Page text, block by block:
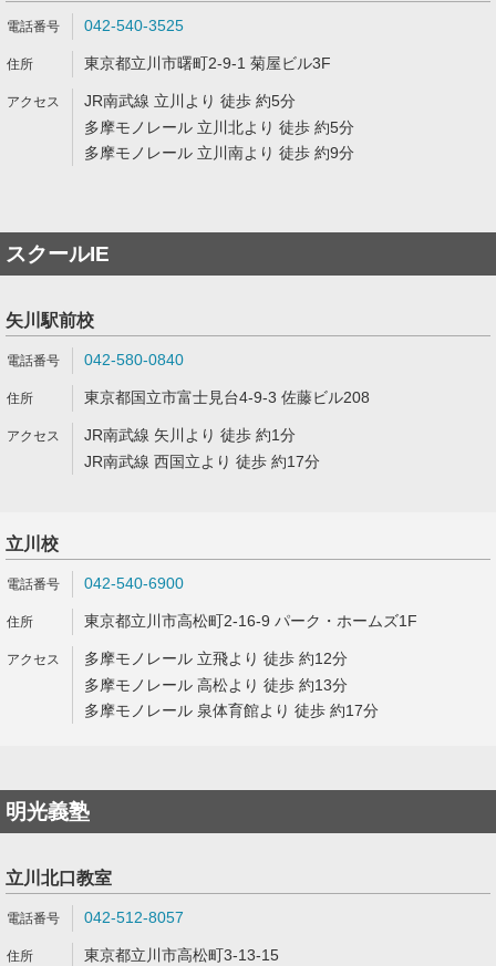
042-540-3525
東京都立川市曙町2-9-1 菊屋ビル3F
JR南武線 立川より 徒歩 約5分
多摩モノレール 立川北より 徒歩 約5分
多摩モノレール 立川南より 徒歩 約9分
スクールIE
矢川駅前校
042-580-0840
東京都国立市富士見台4-9-3 佐藤ビル208
JR南武線 矢川より 徒歩 約1分
JR南武線 西国立より 徒歩 約17分
立川校
042-540-6900
東京都立川市高松町2-16-9 パーク・ホームズ1F
多摩モノレール 立飛より 徒歩 約12分
多摩モノレール 高松より 徒歩 約13分
多摩モノレール 泉体育館より 徒歩 約17分
明光義塾
立川北口教室
042-512-8057
東京都立川市高松町3-13-15